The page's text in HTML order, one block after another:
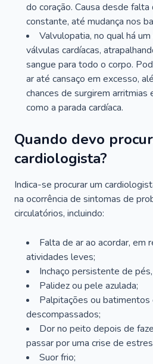
do coração. Causa desde falta
constante, até mudança nos
Valvulopatia, no qual há
válvulas cardíacas,
sangue para todo o corpo.
ar até cansaço em excesso,
chances de surgirem arritmias
como a parada cardíaca.
Quando devo
cardiologista?
Indica-se procurar um
na ocorrência de sintomas de
circulatórios, incluindo:
Falta de ar ao acordar, em
atividades leves;
Inchaço persistente de
Palidez ou pele azulada;
Palpitações ou batimentos
descompassados;
Dor no peito depois de
passar por uma crise de
Suor frio;